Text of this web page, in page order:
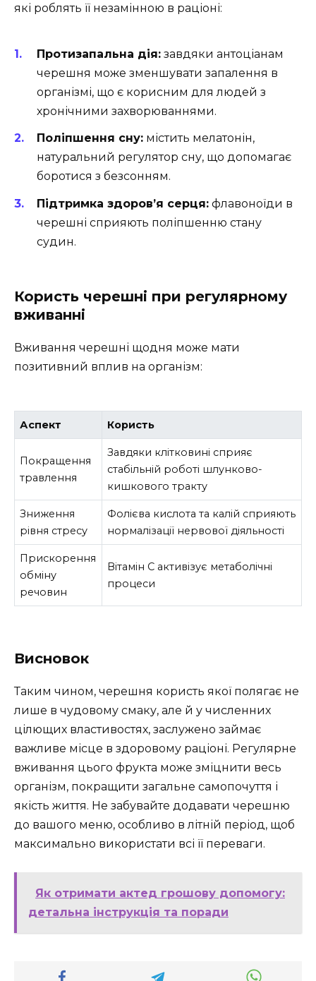
які роблять її незамінною в раціоні:
Протизапальна дія: завдяки антоціанам
черешня може зменшувати запалення в
організмі, що є корисним для людей з
хронічними захворюваннями.
Поліпшення сну: містить мелатонін,
натуральний регулятор сну, що допомагає
боротися з безсонням.
Підтримка здоров’я серця: флавоноїди в
черешні сприяють поліпшенню стану
судин.
Користь черешні при регулярному
вживанні
Вживання черешні щодня може мати
позитивний вплив на організм:
Аспект Користь
Покращення
травлення
Завдяки клітковині сприяє
стабільній роботі шлунково-
кишкового тракту
Зниження
рівня стресу
Фолієва кислота та калій сприяють
нормалізації нервової діяльності
Прискорення
обміну
речовин
Вітамін C активізує метаболічні
процеси
Висновок
Таким чином, черешня користь якої полягає не
лише в чудовому смаку, але й у численних
цілющих властивостях, заслужено займає
важливе місце в здоровому раціоні. Регулярне
вживання цього фрукта може зміцнити весь
організм, покращити загальне самопочуття і
якість життя. Не забувайте додавати черешню
до вашого меню, особливо в літній період, щоб
максимально використати всі її переваги.
Як отримати актед грошову допомогу:
детальна інструкція та поради